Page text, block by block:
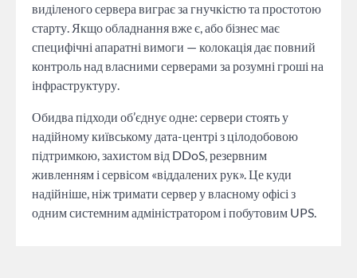
виділеного сервера виграє за гнучкістю та простотою
старту. Якщо обладнання вже є, або бізнес має
специфічні апаратні вимоги — колокація дає повний
контроль над власними серверами за розумні гроші на
інфраструктуру.
Обидва підходи об’єднує одне: сервери стоять у
надійному київському дата-центрі з цілодобовою
підтримкою, захистом від DDoS, резервним
живленням і сервісом «віддалених рук». Це куди
надійніше, ніж тримати сервер у власному офісі з
одним системним адміністратором і побутовим UPS.